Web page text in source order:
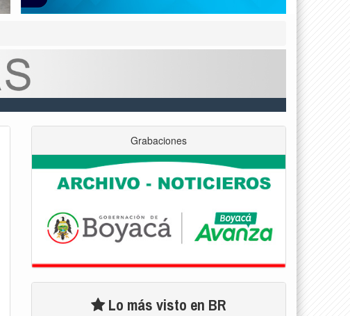
Grabaciones
Lo más visto en BR